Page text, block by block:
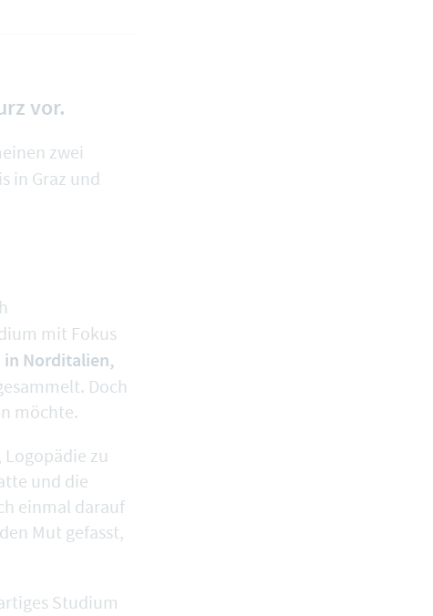
vor.
zwei
in Graz und
mit Fokus
in Norditalien,
Doch
möchte.
zu
und die
einmal darauf
Mut gefasst,
Studium